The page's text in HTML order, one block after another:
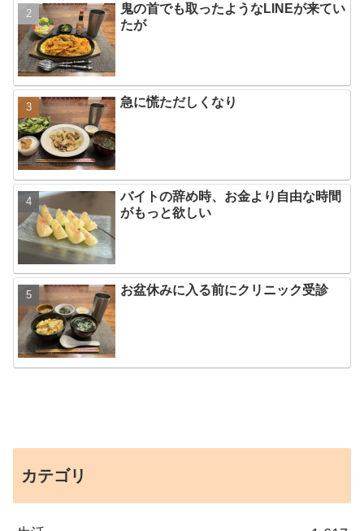
鬼の首でも取ったようなLINEが来てい
たが
急に慌ただしくなり
バイトの辞め時、お金より自由な時間
がもっと欲しい
お盆休みに入る前にクリニック受診
カテゴリ